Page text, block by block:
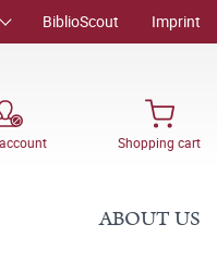
BiblioScout Imprint
Shopping cart
ABOUT US